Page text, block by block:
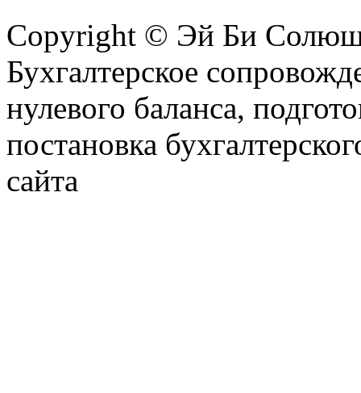
Copyright © Эй Би
Бухгалтерское
нулевого баланса,
постановка
сайта